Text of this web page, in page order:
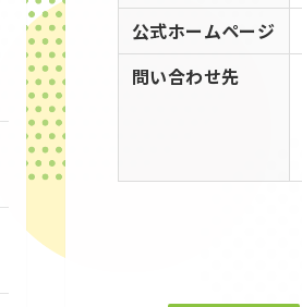
公式ホームページ
問い合わせ先